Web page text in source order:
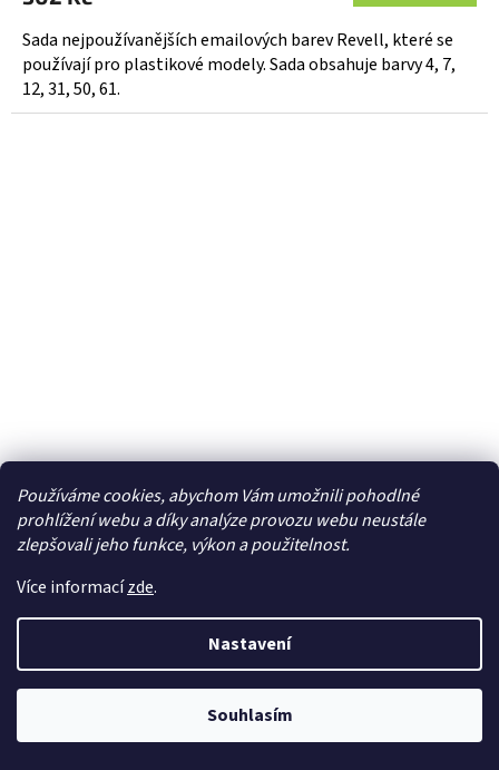
Používáme cookies, abychom Vám umožnili pohodlné
prohlížení webu a díky analýze provozu webu neustále
zlepšovali jeho funkce, výkon a použitelnost.
Více informacízde.
Nastavení
Souhlasím
Sada nejpoužívanějších emailových barev Revell, které se
používají pro plastikové modely. Sada obsahuje barvy 4, 7,
12, 31, 50, 61.
Revell sada emailových barev - Military (6x14ml)
- RVL32341
Dočasně nedostupné
502 Kč Do košíku
Sada nejpoužívanějších emailových barev Revell, které se
používají pro plastikové vojenské modely. Sada obsahuje